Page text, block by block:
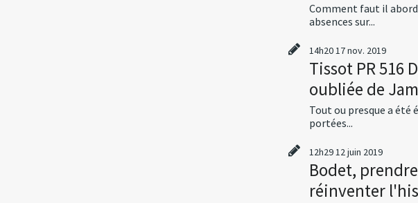
Comment faut il
absences sur...
14h2017nov. 2019
Tissot PR 516
oubliée de
Tout ou presque a été
portées...
12h2912juin 2019
Bodet,
réinventer